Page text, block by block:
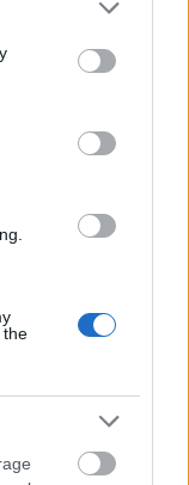
You may click to
party tags to
in below Google
the
valamint növelték
az
adatvédelmi